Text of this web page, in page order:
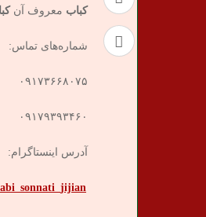
کباب معروف آن
شماره‌های تماس:
۰۹۱۷۳۶۶۸۰۷۵
۰۹۱۷۹۳۹۳۴۶۰
آدرس اینستاگرام: